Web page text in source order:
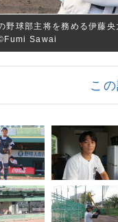
野球部主将を務める伊藤
Sawai
こ